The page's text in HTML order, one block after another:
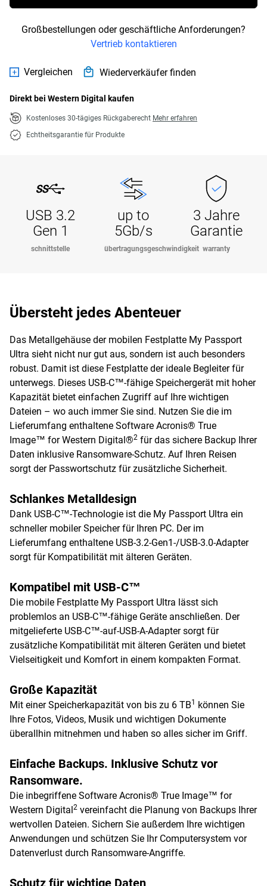
Großbestellungen oder geschäftliche Anforderungen?
Vertrieb kontaktieren
Vergleichen Wiederverkäufer finden
Direkt bei Western Digital kaufen
Kostenloses 30-tägiges Rückgaberecht Mehr erfahren
Echtheitsgarantie für Produkte
USB 3.2
Gen 1
schnittstelle
up to
5Gb/s
übertragungsgeschwindigkeit
3 Jahre
Garantie
warranty
Übersteht jedes Abenteuer
Das Metallgehäuse der mobilen Festplatte My Passport
Ultra sieht nicht nur gut aus, sondern ist auch besonders
robust. Damit ist diese Festplatte der ideale Begleiter für
unterwegs. Dieses USB-C™-fähige Speichergerät mit hoher
Kapazität bietet einfachen Zugriff auf Ihre wichtigen
Dateien – wo auch immer Sie sind. Nutzen Sie die im
Lieferumfang enthaltene Software Acronis® True
Image™ for Western Digital®2 für das sichere Backup Ihrer
Daten inklusive Ransomware-Schutz. Auf Ihren Reisen
sorgt der Passwortschutz für zusätzliche Sicherheit.
Schlankes Metalldesign
Dank USB-C™-Technologie ist die My Passport Ultra ein
schneller mobiler Speicher für Ihren PC. Der im
Lieferumfang enthaltene USB-3.2-Gen1-/USB-3.0-Adapter
sorgt für Kompatibilität mit älteren Geräten.
Kompatibel mit USB-C™
Die mobile Festplatte My Passport Ultra lässt sich
problemlos an USB-C™-fähige Geräte anschließen. Der
mitgelieferte USB-C™-auf-USB-A-Adapter sorgt für
zusätzliche Kompatibilität mit älteren Geräten und bietet
Vielseitigkeit und Komfort in einem kompakten Format.
Große Kapazität
Mit einer Speicherkapazität von bis zu 6 TB1
können Sie
Ihre Fotos, Videos, Musik und wichtigen Dokumente
überallhin mitnehmen und haben so alles sicher im Griff.
Einfache Backups. Inklusive Schutz vor
Ransomware.
Die inbegriffene Software Acronis® True Image™ for
Western Digital2 vereinfacht die Planung von Backups Ihrer
wertvollen Dateien. Sichern Sie außerdem Ihre wichtigen
Anwendungen und schützen Sie Ihr Computersystem vor
Datenverlust durch Ransomware-Angriffe.
Schutz für wichtige Daten